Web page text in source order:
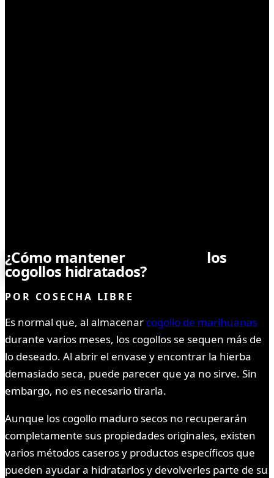
¿Cómo mantener los
cogollos hidratados?
POR COSECHA LIBRE
Es normal que, al almacenar cogollo de marihuanas
durante varios meses, los cogollos se sequen más de
lo deseado. Al abrir el envase y encontrar la hierba
demasiado seca, puede parecer que ya no sirve. Sin
embargo, no es necesario tirarla.
Aunque los cogollo maduro secos no recuperarán
completamente sus propiedades originales, existen
varios métodos caseros y productos específicos que
pueden ayudar a hidratarlos y devolverles parte de su